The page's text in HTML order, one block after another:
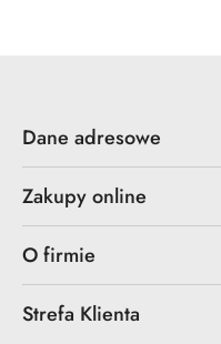
Dane adresowe
Zakupy online
O firmie
Strefa Klienta